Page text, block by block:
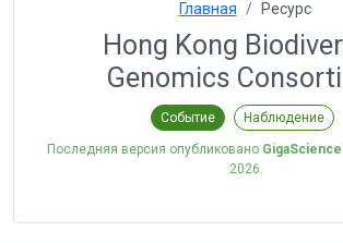
Главная Ресурс
Hong Kong
Genomics
Событие Наблюдение
Последняя версия опубликовано
2026